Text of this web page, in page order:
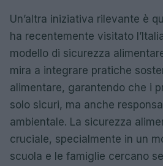
Un’altra iniziativa rilevante è
ha recentemente visitato
modello di sicurezza
mira a integrare pratiche
alimentare, garantendo che i
solo sicuri, ma anche
ambientale. La sicurezza
cruciale, specialmente in un
scuola e le famiglie cercano